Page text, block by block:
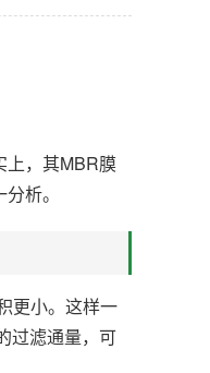
上，其MBR膜
析。
更小。这样一
过滤通量，可